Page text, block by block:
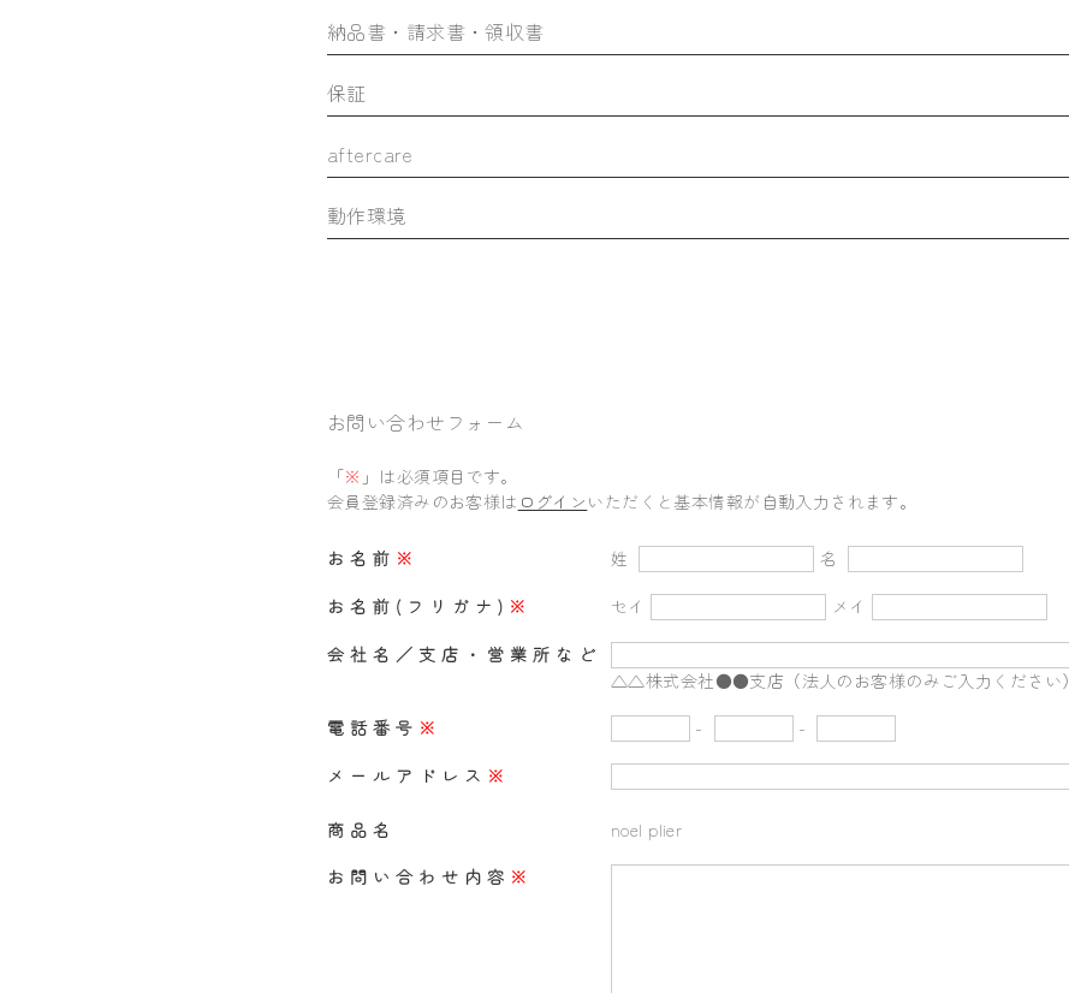
納品書・請求書・領収書
保証
aftercare
動作環境
お問い合わせフォーム
「※ 」は必須項目です。
会員登録済みのお客様は ログイン いただくと基本情報が自動入力されます。
お名前 ※ 姓
名
お名前(フリガナ) ※ セイ
メイ
会社名／支店・営業所など
△△株式会社●●支店（法人のお客様のみご入力ください）
電話番号 ※ -
-
メールアドレス ※
商品名
noel plier
お問い合わせ内容 ※